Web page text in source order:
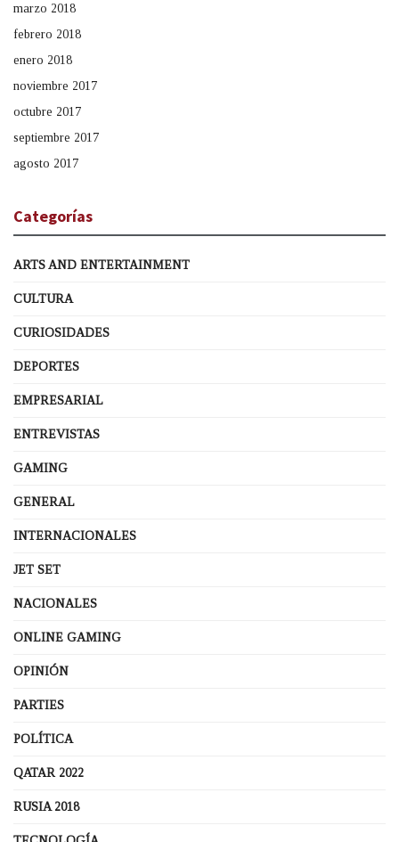
marzo 2018
febrero 2018
enero 2018
noviembre 2017
octubre 2017
septiembre 2017
agosto 2017
Categorías
ARTS AND ENTERTAINMENT
CULTURA
CURIOSIDADES
DEPORTES
EMPRESARIAL
ENTREVISTAS
GAMING
GENERAL
INTERNACIONALES
JET SET
NACIONALES
ONLINE GAMING
OPINIÓN
PARTIES
POLÍTICA
QATAR 2022
RUSIA 2018